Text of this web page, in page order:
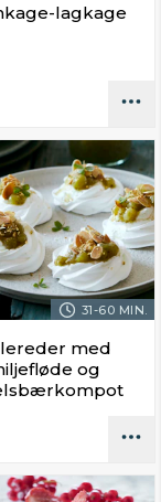
lagkage
31-60 MIN.
med
og